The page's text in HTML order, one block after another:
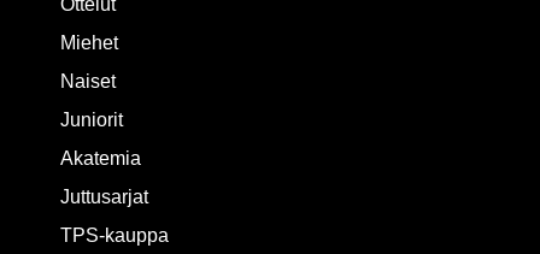
Miehet
Naiset
Juniorit
Akatemia
Juttusarjat
TPS-kauppa